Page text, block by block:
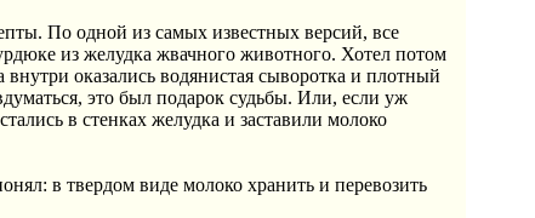
По одной из самых известных версий, все
из желудка жвачного животного. Хотел потом
оказались водянистая сыворотка и плотный
это был подарок судьбы. Или, если уж
в стенках желудка и заставили молоко
в твердом виде молоко хранить и перевозить